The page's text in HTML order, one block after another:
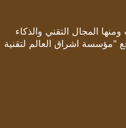
المجال التقني والذكاء
"مؤسسة اشراق العالم لتقنية